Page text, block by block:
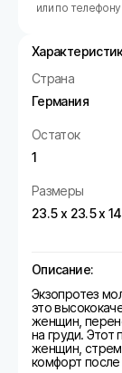
или по телефону
Страна
Германия
Остаток
1
Размеры
23.5 х 23.5 х 14
Описание:
Экзопротез
это
женщин,
на груди. Этот
женщин,
комфорт после